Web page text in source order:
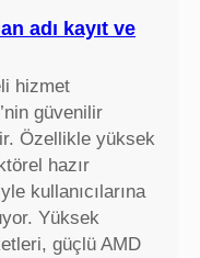
adı kayıt ve
hizmet
güvenilir
Özellikle yüksek
hazır
kullanıcılarına
Yüksek
güçlü AMD